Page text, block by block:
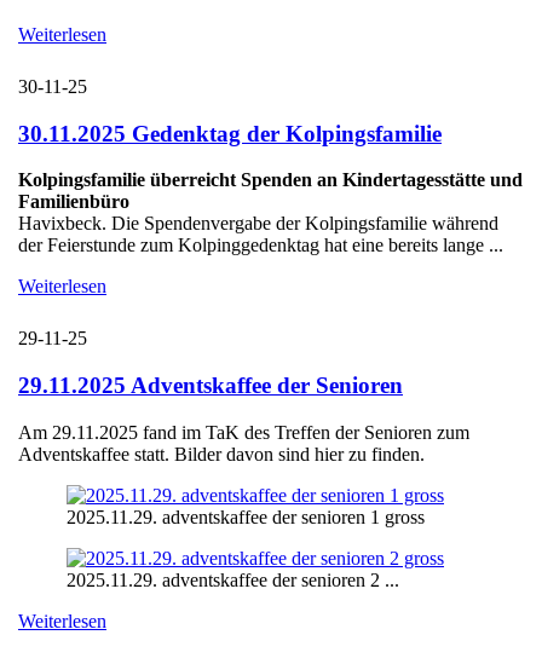
Weiterlesen
30-11-25
30.11.2025 Gedenktag der Kolpingsfamilie
Kolpingsfamilie überreicht Spenden an Kindertagesstätte und
Familienbüro
Havixbeck. Die Spendenvergabe der Kolpingsfamilie während
der Feierstunde zum Kolpinggedenktag hat eine bereits lange ...
Weiterlesen
29-11-25
29.11.2025 Adventskaffee der Senioren
Am 29.11.2025 fand im TaK des Treffen der Senioren zum
Adventskaffee statt. Bilder davon sind hier zu finden.
2025.11.29. adventskaffee der senioren 1 gross
2025.11.29. adventskaffee der senioren 2 ...
Weiterlesen